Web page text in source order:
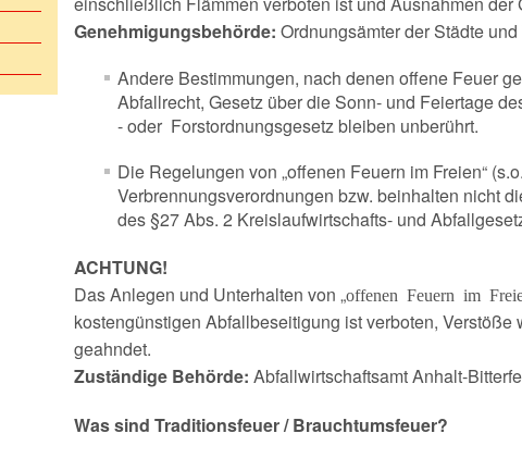
09.04.2009 - VKU BAB9 Richtung München
19.02.2007 - Der Antennenrebell
Genehmigungsbehörde: Ordnungsämter der Städte
Andere Bestimmungen, nach denen offene Feuer
Abfallrecht, Gesetz über die Sonn- und Feiertage
- oder Forstordnungsgesetz bleiben unberührt.
Die Regelungen von „offenen Feuern im Freien“
Verbrennungsverordnungen bzw. beinhalten nicht
des §27 Abs. 2 Kreislaufwirtschafts- und
ACHTUNG!
Das Anlegen und Unterhalten von „offenen Feuern im
kostengünstigen Abfallbeseitigung ist verboten, Verstöße
geahndet.
Zuständige Behörde: Abfallwirtschaftsamt Anhalt-
Was sind Traditionsfeuer / Brauchtumsfeuer?